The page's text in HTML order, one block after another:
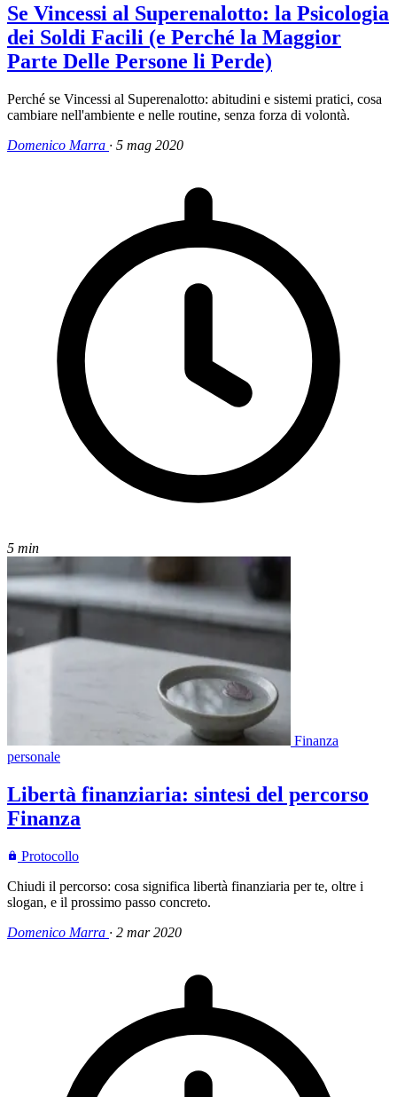
Se Vincessi al Superenalotto: la Psicologia
dei Soldi Facili (e Perché la Maggior
Parte Delle Persone li Perde)
Perché se Vincessi al Superenalotto: abitudini e sistemi pratici, cosa
cambiare nell'ambiente e nelle routine, senza forza di volontà.
Domenico Marra · 5 mag 2020
5 min
Finanza
personale
Libertà finanziaria: sintesi del percorso
Finanza
Protocollo
Chiudi il percorso: cosa significa libertà finanziaria per te, oltre i
slogan, e il prossimo passo concreto.
Domenico Marra · 2 mar 2020